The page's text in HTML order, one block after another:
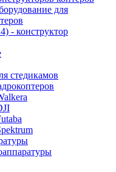
для
- конструктор
стедикамов